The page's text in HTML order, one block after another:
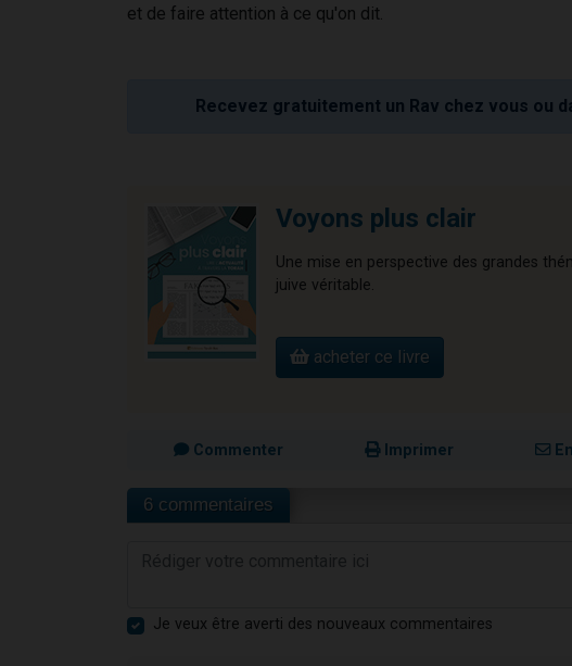
et de faire attention à ce qu'on dit.
Recevez gratuitement un Rav chez vous ou
Voyons plus clair
Une mise en perspective des grandes
juive véritable.
acheter ce livre
Commenter Imprimer
6 commentaires
Je veux être averti des nouveaux commentaires